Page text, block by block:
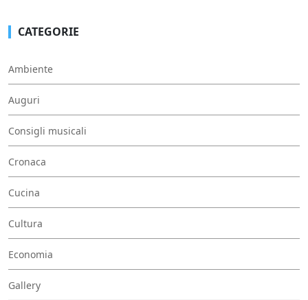
CATEGORIE
Ambiente
Auguri
Consigli musicali
Cronaca
Cucina
Cultura
Economia
Gallery